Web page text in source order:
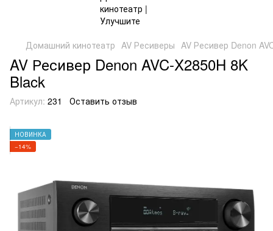
Домашний кинотеатр AV Ресиверы AV Ресивер Denon
AV Ресивер Denon AVC-X2850H 8K
Black
Артикул: 231 Оставить отзыв
НОВИНКА
−14%